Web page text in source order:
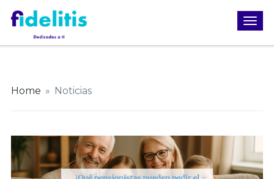
Home » Noticias